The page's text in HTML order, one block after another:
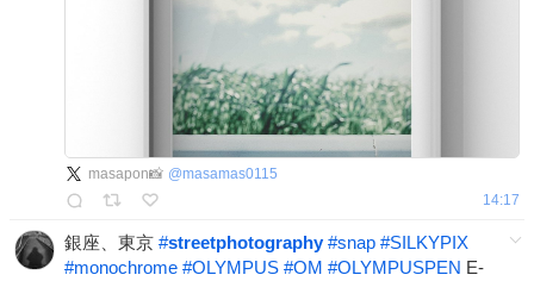
masapon📸 @masamas0115
14:17
銀座、東京 #streetphotography #snap #SILKYPIX
#monochrome #OLYMPUS #OM #OLYMPUSPEN E-